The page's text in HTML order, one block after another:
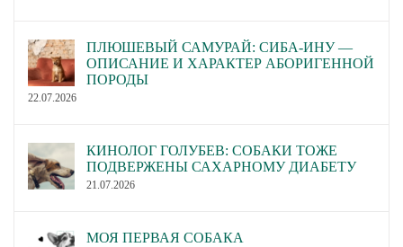
ПЛЮШЕВЫЙ САМУРАЙ: СИБА-ИНУ —
ОПИСАНИЕ И ХАРАКТЕР АБОРИГЕННОЙ
ПОРОДЫ
22.07.2026
КИНОЛОГ ГОЛУБЕВ: СОБАКИ ТОЖЕ
ПОДВЕРЖЕНЫ САХАРНОМУ ДИАБЕТУ
21.07.2026
МОЯ ПЕРВАЯ СОБАКА